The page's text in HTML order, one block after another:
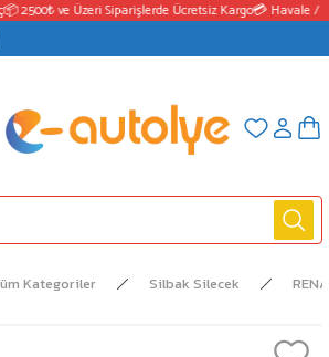
2500₺ ve Üzeri Siparişlerde Ücretsiz Kargo💳 Havale /
Kategoriler Silbak Silecek